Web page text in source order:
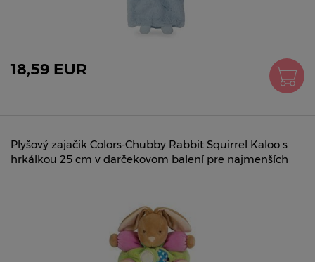
18,59 EUR
Plyšový zajačik Colors-Chubby Rabbit Squirrel Kaloo s
hrkálkou 25 cm v darčekovom balení pre najmenších